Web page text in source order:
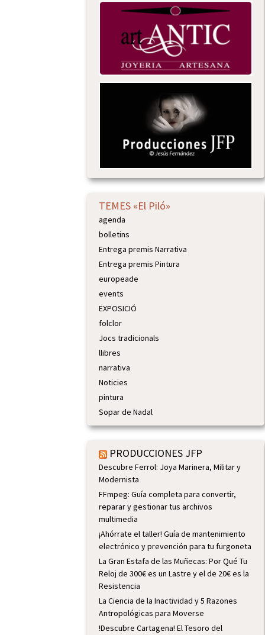
TEMES «El Piló»
agenda
bolletins
Entrega premis Narrativa
Entrega premis Pintura
europeade
events
EXPOSICIÓ
folclor
Jocs tradicionals
llibres
narrativa
Noticies
pintura
Sopar de Nadal
PRODUCCIONES JFP
Descubre Ferrol: Joya Marinera, Militar y
Modernista
FFmpeg: Guía completa para convertir,
reparar y gestionar tus archivos
multimedia
¡Ahórrate el taller! Guía de mantenimiento
electrónico y prevención para tu furgoneta
La Gran Estafa de las Muñecas: Por Qué Tu
Reloj de 300€ es un Lastre y el de 20€ es la
Resistencia
La Ciencia de la Inactividad y 5 Razones
Antropológicas para Moverse
!Descubre Cartagena! El Tesoro del